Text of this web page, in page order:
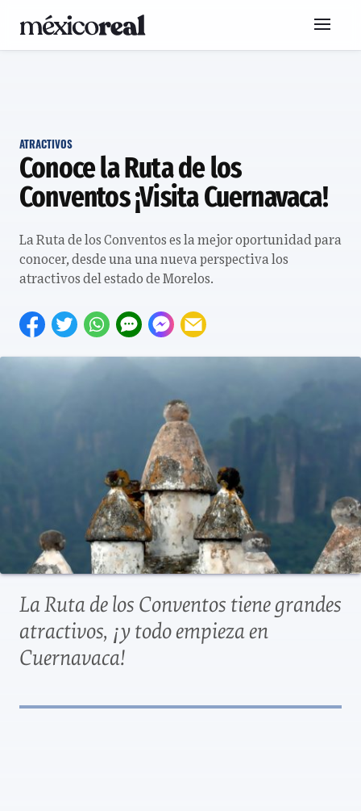
ATRACTIVOS
Conoce la Ruta de los
Conventos ¡Visita Cuernavaca!
La Ruta de los Conventos es la mejor oportunidad para
conocer, desde una una nueva perspectiva los
atractivos del estado de Morelos.
La Ruta de los Conventos tiene grandes
atractivos, ¡y todo empieza en
Cuernavaca!